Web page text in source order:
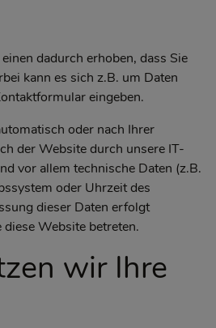
dadurch erhoben, dass Sie
kann es sich z.B. um Daten
eingeben.
oder nach Ihrer
der Website durch unsere IT-
vor allem technische Daten (z.B.
oder Uhrzeit des
dieser Daten erfolgt
Website betreten.
wir Ihre